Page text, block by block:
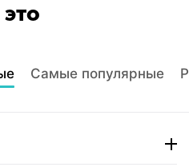
Самые популярные